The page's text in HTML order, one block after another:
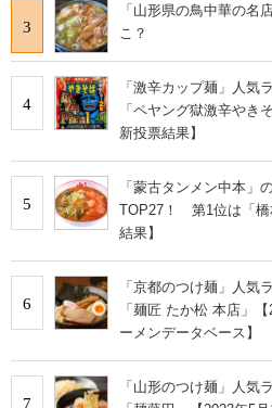
3
「山形県の鳥中華の
こ？
4
「激辛カップ麺」人
「ペヤング獄激辛やき
新投票結果】
5
「蒙古タンメン中本」
TOP27！ 第1位は「橋
結果】
6
「京都のつけ麺」人
「麺匠 たか松 本店」
ーメンデータベース】
7
「山形のつけ麺」人